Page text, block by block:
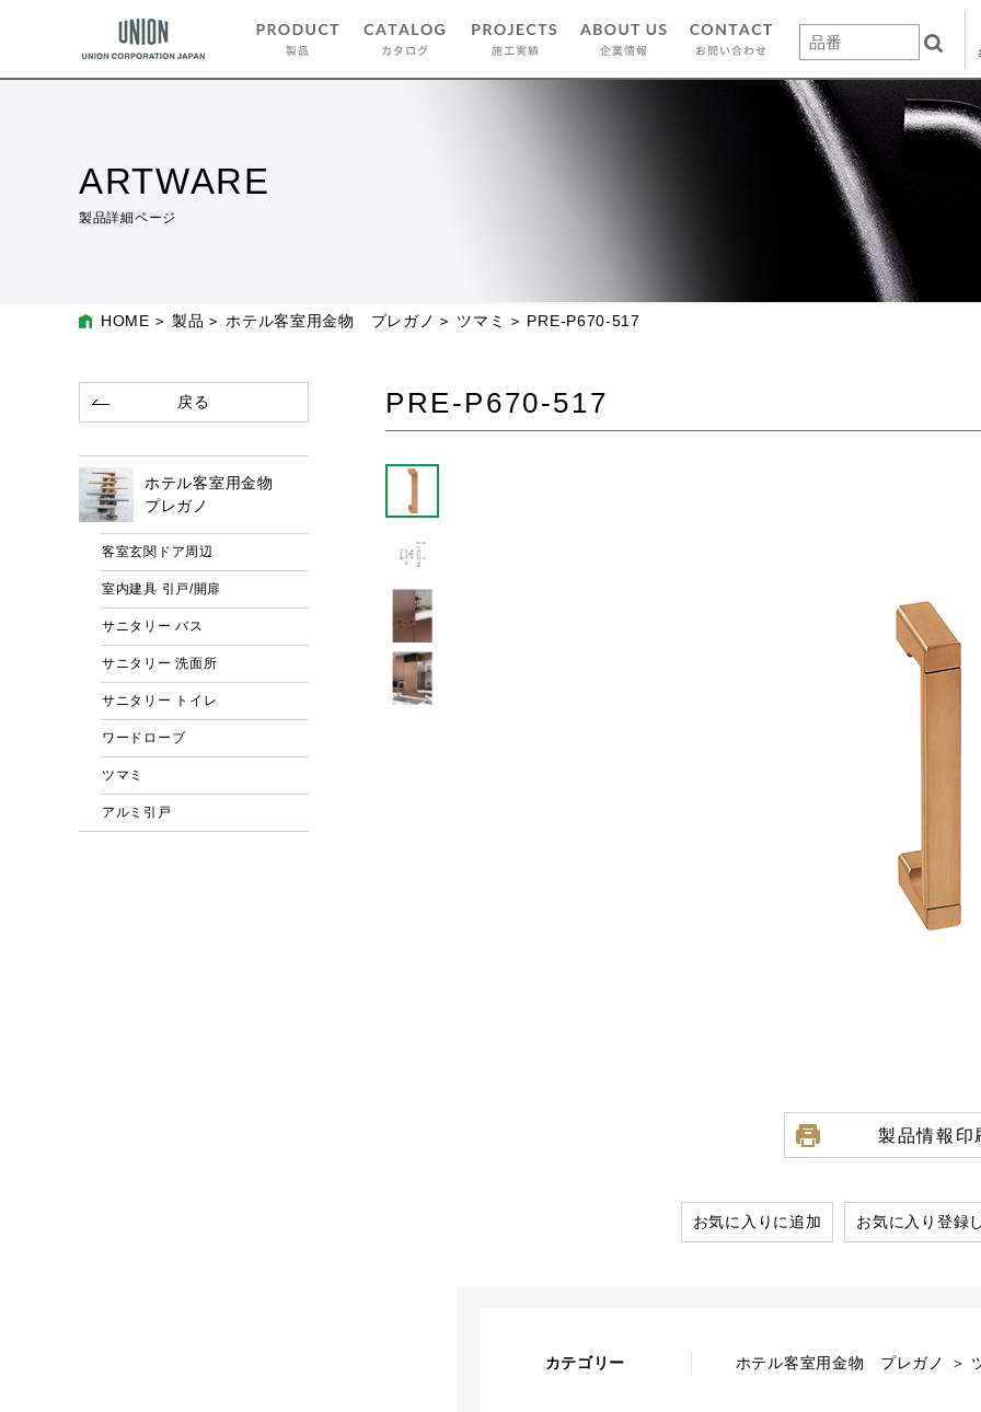
ARTWARE
製品詳細ページ
HOME 製品 ホテル客室用金物 プレガノ ツマミ PRE-P670-517
PRE-P670-517
製品情報印
お気に入りに追加 お気に入り登録
カテゴリー ホテル客室用金物 プレガノ ＞
戻る
ホテル客室用金物
プレガノ
客室玄関ドア周辺
室内建具 引戸/開扉
サニタリー バス
サニタリー 洗面所
サニタリー トイレ
ワードローブ
ツマミ
アルミ引戸